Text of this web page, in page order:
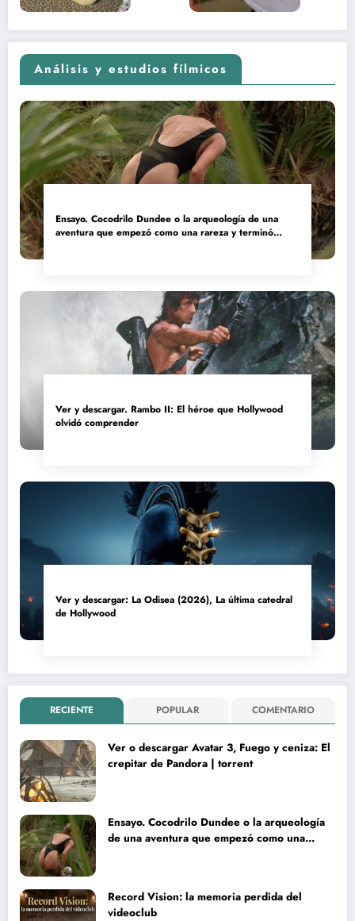
Análisis y estudios fílmicos
Ensayo. Cocodrilo Dundee o la arqueología de una
aventura que empezó como una rareza y terminó
Ver y descargar. Rambo II: El héroe que Hollywood
olvidó comprender
Ver y descargar: La Odisea (2026), La última catedral
de Hollywood
RECIENTE POPULAR COMENTARIO
Ver o descargar Avatar 3, Fuego y ceniza: El
crepitar de Pandora | torrent
Ensayo. Cocodrilo Dundee o la arqueología
de una aventura que empezó como una
Record Vision: la memoria perdida del
videoclub